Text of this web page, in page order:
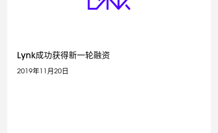
Lynk成功获得新一轮融资
2019年11月20日